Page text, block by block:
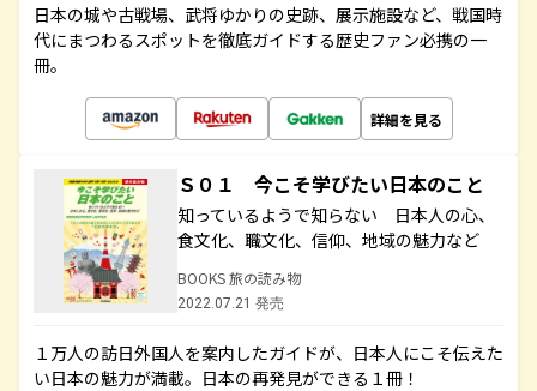
日本の城や古戦場、武将ゆかりの史跡、展示施設など、戦国時
代にまつわるスポットを徹底ガイドする歴史ファン必携の一
冊。
詳細を見る
Ｓ０１ 今こそ学びたい日本のこと
知っているようで知らない 日本人の心、
食文化、職文化、信仰、地域の魅力など
BOOKS 旅の読み物
2022.07.21 発売
１万人の訪日外国人を案内したガイドが、日本人にこそ伝えた
い日本の魅力が満載。日本の再発見ができる１冊！